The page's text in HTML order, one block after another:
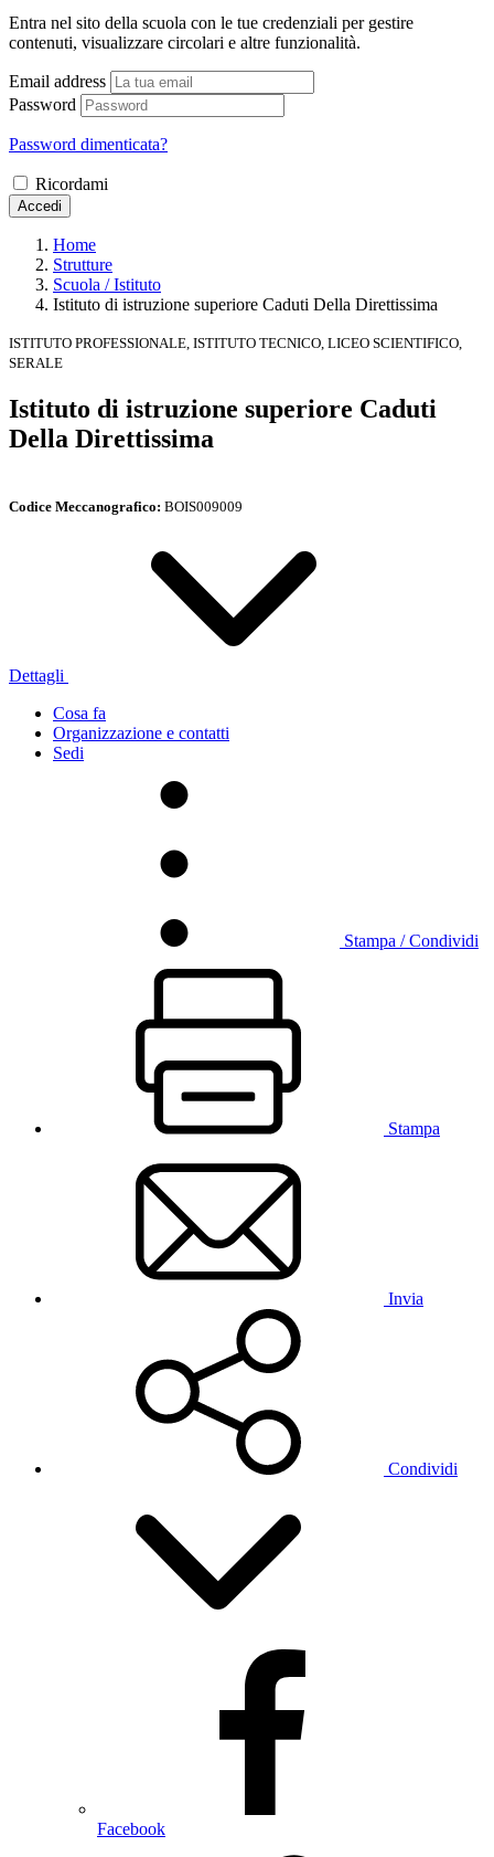
Entra nel sito della scuola con le tue credenziali per gestire
contenuti, visualizzare circolari e altre funzionalità.
Email address
Password
Password dimenticata?
Ricordami
Accedi
Home
Strutture
Scuola / Istituto
Istituto di istruzione superiore Caduti Della Direttissima
ISTITUTO PROFESSIONALE, ISTITUTO TECNICO, LICEO SCIENTIFICO,
SERALE
Istituto di istruzione superiore Caduti
Della Direttissima
Codice Meccanografico: BOIS009009
Dettagli
Cosa fa
Organizzazione e contatti
Sedi
Stampa / Condividi
Stampa
Invia
Condividi
Facebook